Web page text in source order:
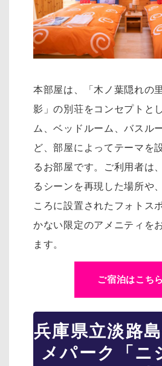
本部屋は、「木ノ葉隠れの
影」の別荘をコンセプトと
ム、ベッドルーム、バスル
ど、部屋によってテーマを
るお部屋です。
ご利用者は
るシーンを再現した場所や
ころに設置されたフォトス
かない限定のアメニティを
ます。
ご宿泊はこち
兵庫県立淡路
メパーク「ニ